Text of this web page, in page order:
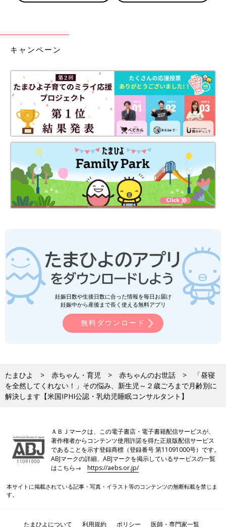
す。
１ いつも通り「朝寝」の時間に寝かせようとしても寝てくれな
２ 「朝寝」と「昼寝」を、それぞれ1時間半～2時間ぐらいしっ
かりして機嫌がいい
３ 「夕寝」をしなくても、かんしゃくを起こすことがなく、機
嫌がいい
４ 「朝寝」のあと、昼寝までの活動時間（起きていられる時
間）が伸びている
上記の様子が見られたら、「夕寝」をなくしていきましょう。
くる子が増えます。けれど、「1日1回しか寝てくれない」という
悩みを抱えるママやパパも実は多くいます。
「朝寝」を2時間しっかりして「昼寝」をしてくれない場合、
「朝寝」を1時間で起こし、「昼寝」をさせてあげましょう。
「朝寝」2時間だけだと、夕方に疲れすぎてしまい、離乳食とお
ふろのタイミングにグズグズして大変ということがあります。
「朝寝」「昼寝」と、1日2回の昼寝を取れるよう、朝寝を調整し
て様子を見てください。
昼寝が1日１回に減ってきます。ただ、まだむらはあり、1日2回
「朝寝」と「昼寝」をする日もあれば、「昼寝」1回でもぐずら
ずに大丈夫な日も出てきます。
う。「ゆっくりタイム」とは、絵本を読んだり、パズルをした
り、ベッドや布団の上でごろんとする時間のこと。この時間を設
けることにより、活動時間が長くて疲れてしまい、夕方以降にグ
ズグズすることを減らせます。体を使ったダイナミックな遊びは
避けましょう。
【日中の睡眠を2回→1回に減らせるサイン４】
キャンペーン
妊娠日数や生後日数に合った情報を毎日お届け
妊娠中から産後まで長く使える無料アプリ
無料ダウンロード
たまひよ 赤ちゃん・育児 赤ちゃんのお世話
「昼寝
を全然してくれない！」その悩み、新生児～２歳ごろまで月齢別に
解決します【米国IPHI公認・乳幼児睡眠コンサルタント】
ＡＢＪマークは、この電子書店・電子書籍配信サービスが、
著作権者からコンテンツ使用許諾を得た正規版配信サービス
であることを示す登録商標（登録番号 第11091000号）です。
ABJマークの詳細、ABJマークを掲示しているサービスの一覧
はこちら→https://aebs.or.jp/
本サイトに掲載されている記事・写真・イラスト等のコンテンツの無断転載を禁じま
す。
たまひよについて 利用規約 ポリシー 医師・専門家一覧